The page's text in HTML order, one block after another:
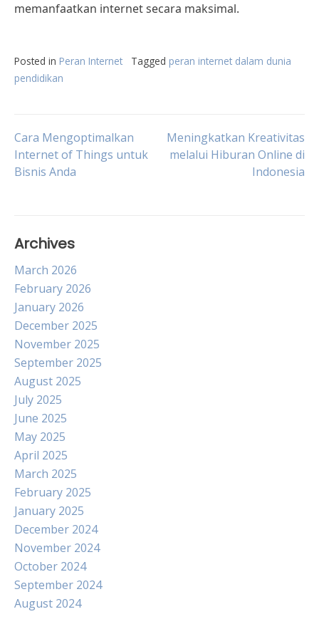
memanfaatkan internet secara maksimal.
Posted in Peran Internet Tagged peran internet dalam dunia
pendidikan
Post
navigation
Cara Mengoptimalkan
Internet of Things untuk
Bisnis Anda
Meningkatkan Kreativitas
melalui Hiburan Online di
Indonesia
Archives
March 2026
February 2026
January 2026
December 2025
November 2025
September 2025
August 2025
July 2025
June 2025
May 2025
April 2025
March 2025
February 2025
January 2025
December 2024
November 2024
October 2024
September 2024
August 2024